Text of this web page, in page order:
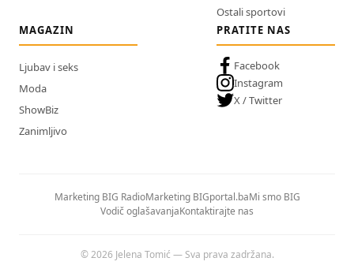
Ostali sportovi
MAGAZIN
Ljubav i seks
Moda
ShowBiz
Zanimljivo
PRATITE NAS
Facebook
Instagram
X / Twitter
Marketing BIG RadioMarketing BIGportal.baMi smo BIG
Vodič oglašavanjaKontaktirajte nas
© 2026 Jelena Tomić — Sva prava zadržana.